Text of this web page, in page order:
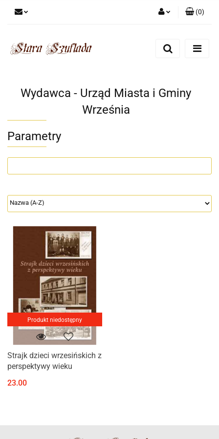
Zarejestruj się
(0)
Wydawca - Urząd Miasta i Gminy
Września
Parametry
Produkt niedostępny
Strajk dzieci wrzesińskich z
perspektywy wieku
23.00